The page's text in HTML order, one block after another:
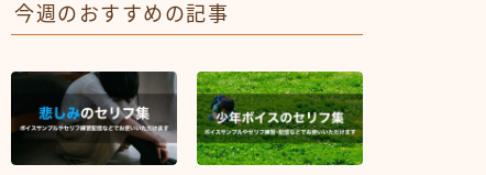
今週のおすすめの記事